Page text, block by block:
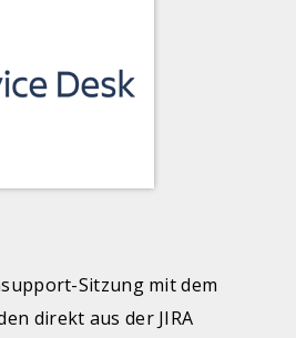
Sitzung mit dem
direkt aus der JIRA